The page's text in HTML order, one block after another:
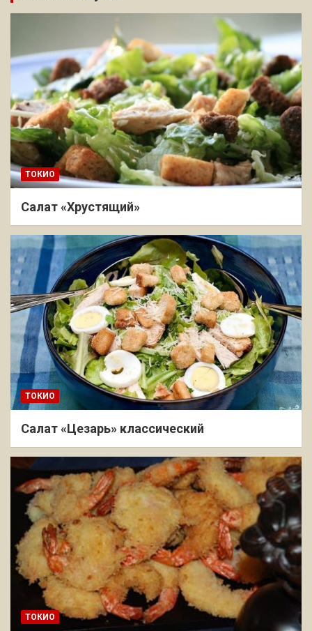
ТОКИО
Салат «Хрустящий»
ТОКИО
Салат «Цезарь» классический
ТОКИО